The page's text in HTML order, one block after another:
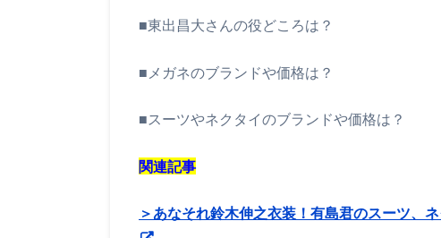
■東出昌大さんの役どころは？
■メガネのブランドや価格は？
■スーツやネクタイのブランドや価格は？
関連記事
＞あなそれ鈴木伸之衣装！有島君のスーツ、